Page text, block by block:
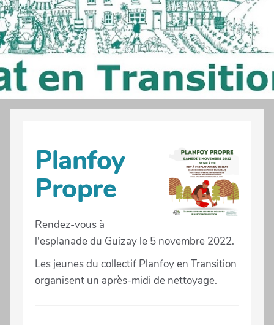
Planfoy
Propre
Rendez-vous à
l'esplanade du Guizay le 5 novembre 2022.
Les jeunes du collectif Planfoy en Transition
organisent un après-midi de nettoyage.